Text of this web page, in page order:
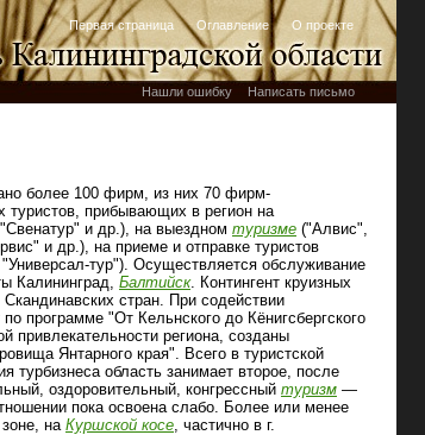
Первая страница Оглавление О проекте
Нашли ошибку Написать письмо
более 100 фирм, из них 70 фирм-
туристов, прибывающих в регион на
и др.), на выездном туризме ("Алвис",
и др.), на приеме и отправке туристов
тур"). Осуществляется обслуживание
Калининград, Балтийск. Контингент круизных
стран. При содействии
программе "От Кельнского до Кёнигсбергского
привлекательности региона, созданы
Янтарного края". Всего в туристской
турбизнеса область занимает второе, после
оздоровительный, конгрессный туризм —
пока освоена слабо. Более или менее
на Куршской косе, частично в г.